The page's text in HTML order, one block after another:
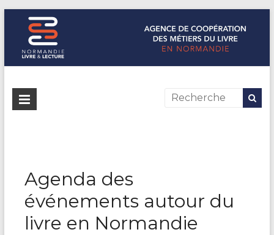
Normandie Livre & Lecture
L'agence de coopération des métiers du livre en Normandie
Agenda des
événements autour du
livre en Normandie